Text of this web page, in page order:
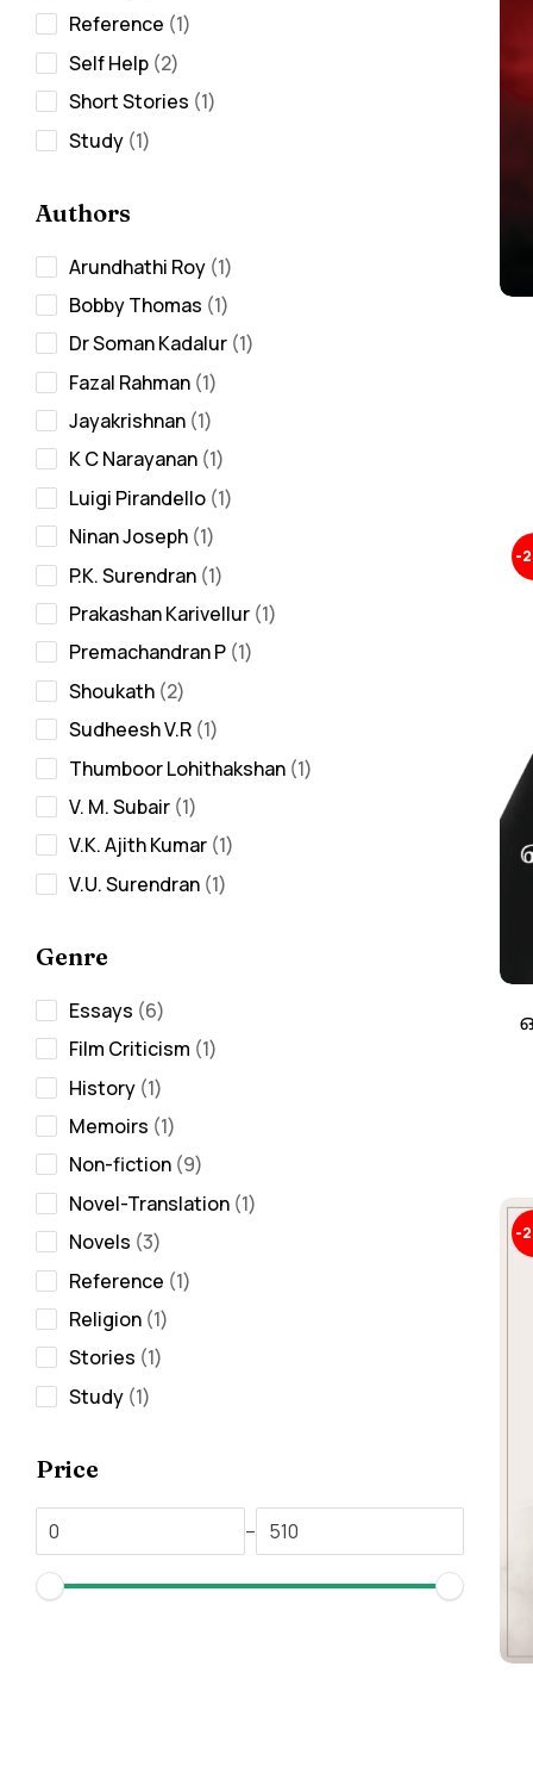
-
-
Reference 1
Self Help 2
Short Stories 1
Study 1
Authors
Arundhathi Roy 1
Bobby Thomas 1
Dr Soman Kadalur 1
Fazal Rahman 1
Jayakrishnan 1
K C Narayanan 1
Luigi Pirandello 1
Ninan Joseph 1
P.K. Surendran 1
Prakashan Karivellur 1
Premachandran P 1
Shoukath 2
Sudheesh V.R 1
Thumboor Lohithakshan 1
V. M. Subair 1
V.K. Ajith Kumar 1
V.U. Surendran 1
Genre
Essays 6
Film Criticism 1
History 1
Memoirs 1
Non-fiction 9
Novel-Translation 1
Novels 3
Reference 1
Religion 1
Stories 1
Study 1
Price
–